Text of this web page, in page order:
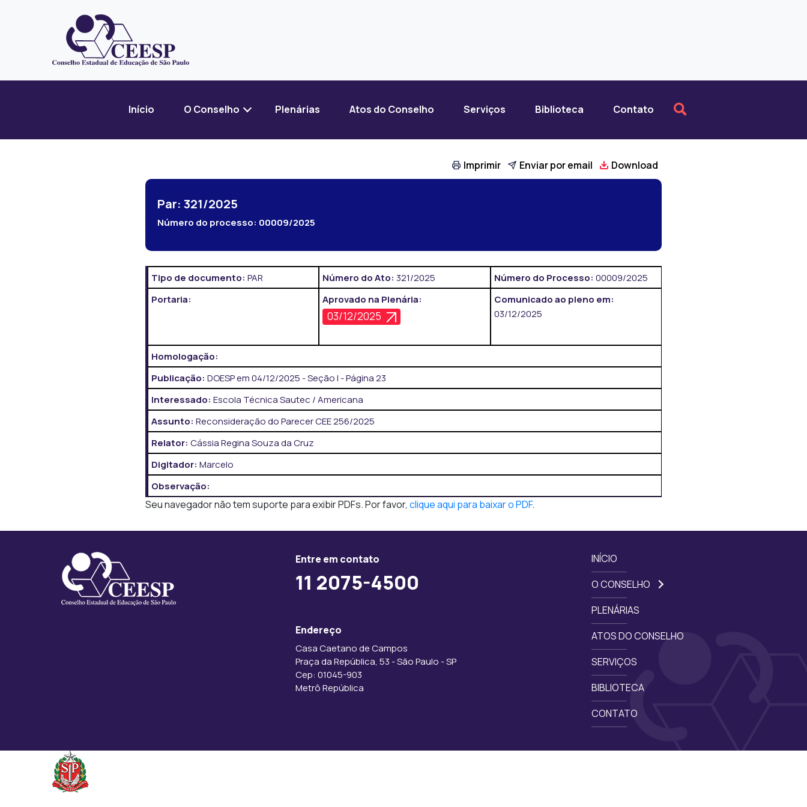
Início O Conselho Plenárias Atos do Conselho Serviços Biblioteca Contato
Imprimir Enviar por email Download
Par: 321/2025
Número do processo: 00009/2025
Tipo de documento: PAR Número do Ato: 321/2025 Número do Processo: 00009/2025
Portaria:
Aprovado na Plenária:
03/12/2025
Comunicado ao pleno em:
03/12/2025
Homologação:
Publicação: DOESP em 04/12/2025 - Seção I - Página 23
Interessado: Escola Técnica Sautec / Americana
Assunto: Reconsideração do Parecer CEE 256/2025
Relator: Cássia Regina Souza da Cruz
Digitador: Marcelo
Observação:
Seu navegador não tem suporte para exibir PDFs. Por favor, clique aqui para baixar o PDF.
Entre em contato
11 2075-4500
Endereço
Casa Caetano de Campos
Praça da República, 53 - São Paulo - SP
Cep: 01045-903
Metrô República
INÍCIO
O CONSELHO
PLENÁRIAS
ATOS DO CONSELHO
SERVIÇOS
BIBLIOTECA
CONTATO